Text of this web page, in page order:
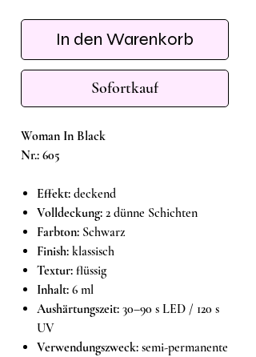
In den Warenkorb
Sofortkauf
Woman In Black
Nr.: 605
Effekt: deckend
Volldeckung: 2 dünne Schichten
Farbton: Schwarz
Finish: klassisch
Textur: flüssig
Inhalt: 6 ml
Aushärtungszeit: 30–90 s LED / 120 s
UV
Verwendungszweck: semi-permanente